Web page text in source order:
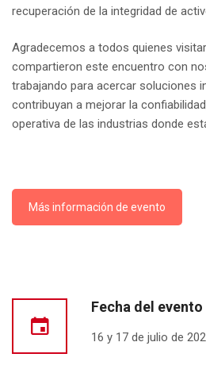
recuperación de la integridad de
Agradecemos a todos quienes
compartieron este encuentro con
trabajando para acercar soluciones
contribuyan a mejorar la
operativa de las industrias donde
Más información de evento
Fecha del evento
16 y 17 de julio de